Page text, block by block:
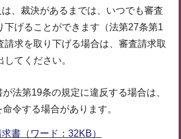
、裁決があるまでは、いつでも審査
下げることができます（法第27条第1
請求を取り下げる場合は、審査請求取
してください。
法第19条の規定に違反する場合は、
令する場合があります。
書（ワード：32KB）